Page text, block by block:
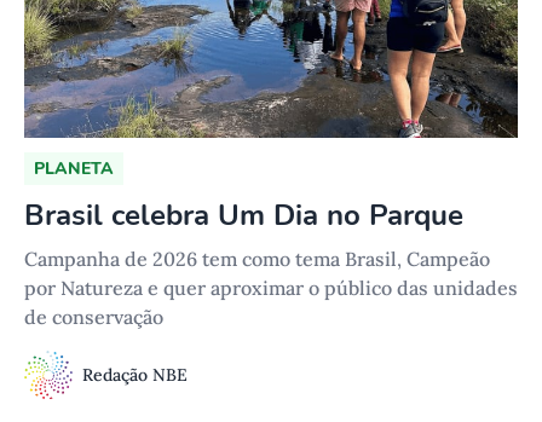
PLANETA
Brasil celebra Um Dia no Parque
Campanha de 2026 tem como tema Brasil, Campeão
por Natureza e quer aproximar o público das unidades
de conservação
Redação NBE